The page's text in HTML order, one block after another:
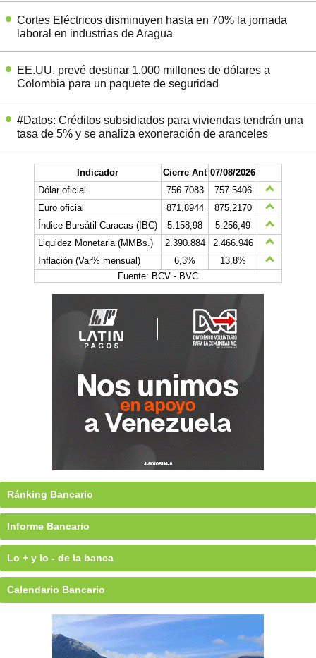
Cortes Eléctricos disminuyen hasta en 70% la jornada
laboral en industrias de Aragua
EE.UU. prevé destinar 1.000 millones de dólares a
Colombia para un paquete de seguridad
#Datos: Créditos subsidiados para viviendas tendrán una
tasa de 5% y se analiza exoneración de aranceles
Indicador Cierre Ant 07/08/2026
Dólar oficial
756.7083
757.5406
Euro oficial
871,8944
875,2170
Índice Bursátil Caracas (IBC)
5.158,98
5.256,49
Liquidez Monetaria (MMBs.)
2.390.884
2.466.946
Inflación (Var% mensual)
6,3%
13,8%
Fuente: BCV - BVC
Ránking Bancario
Informe Bancario
Lo + y lo - de la banca
Calendario Bancario